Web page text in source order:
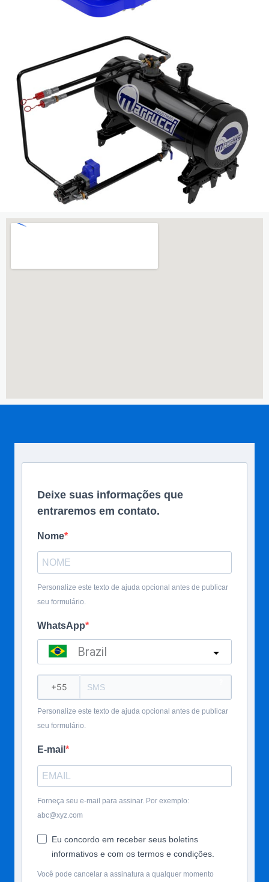
Deixe suas informações que
entraremos em contato.
Nome
Personalize este texto de ajuda opcional antes de publicar
seu formulário.
WhatsApp
Brazil
Personalize este texto de ajuda opcional antes de publicar
seu formulário.
E-mail
Forneça seu e-mail para assinar. Por exemplo:
abc@xyz.com
Eu concordo em receber seus boletins
informativos e com os termos e condições.
Você pode cancelar a assinatura a qualquer momento